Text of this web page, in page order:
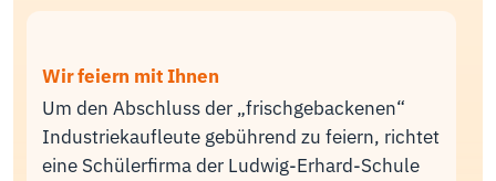
Wir feiern mit Ihnen
Um den Abschluss der „frischgebackenen“
Industriekaufleute gebührend zu feiern, richtet
eine Schülerfirma der Ludwig-Erhard-Schule